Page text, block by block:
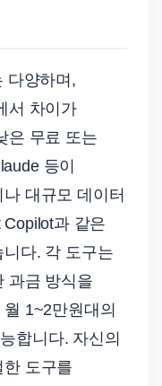
다양하며,
서 차이가
은 무료 또는
등이
대규모 데이터
과 같은
다. 각 도구는
과금 방식을
1~2만원대의
합니다. 자신의
도구를